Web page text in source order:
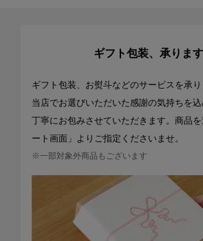
ギフト包装、承ります
ギフト包装、お熨斗などのサービスを承
当店でお選びいただいた感謝の気持ちを
丁寧にお包みさせていただきます。商品
ート画面」よりご指定くださいませ。
※一部対象外商品もございます